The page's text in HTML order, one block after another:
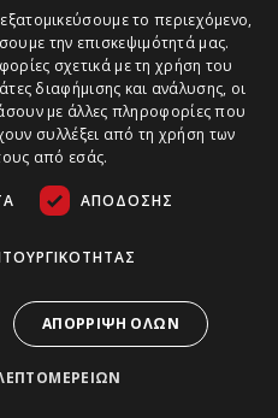
το περιεχόμενο,
την επισκεψιμότητά μας.
σχετικά με τη χρήση του
διαφήμισης και ανάλυσης, οι
με άλλες πληροφορίες που
συλλέξει από τη χρήση των
από εσάς.
ΑΠΌΔΟΣΗΣ
ΑΠΌΡΡΙΨΗ ΌΛΩΝ